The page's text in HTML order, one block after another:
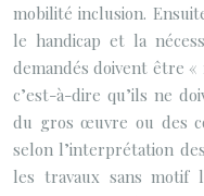
mobilité inclusion.
le handicap et la
demandés doivent être
c’est-à-dire qu’ils ne
du gros œuvre ou des
selon l’interprétation
les travaux sans motif